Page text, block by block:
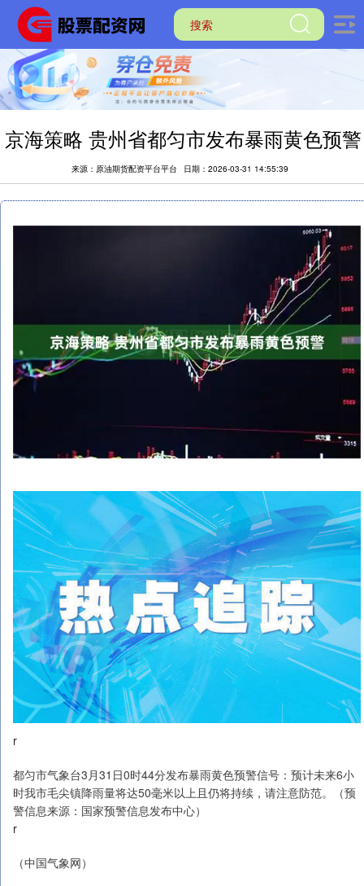
京海策略 贵州省都匀市发布暴雨黄色预警
来源：原油期货配资平台平台 日期：2026-03-31 14:55:39
r
都匀市气象台3月31日0时44分发布暴雨黄色预警信号：预计未来6小
时我市毛尖镇降雨量将达50毫米以上且仍将持续，请注意防范。（预
警信息来源：国家预警信息发布中心）
r
（中国气象网）